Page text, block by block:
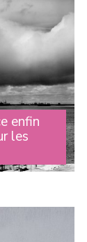
enfin
les
ont
(...)